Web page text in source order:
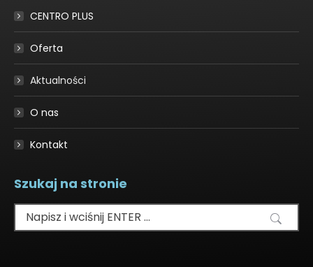
in
window
CENTRO PLUS
Oferta
Aktualności
O nas
Kontakt
Szukaj na stronie
Szukaj: